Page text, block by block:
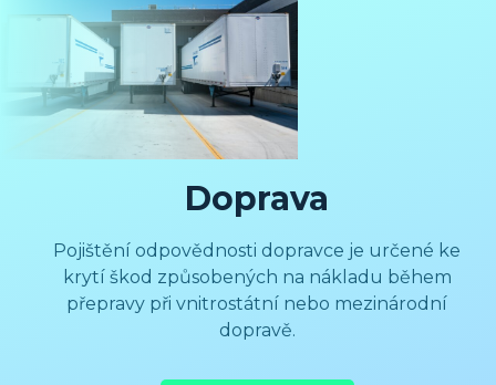
Doprava
Pojištění odpovědnosti dopravce je určené ke
krytí škod způsobených na nákladu během
přepravy při vnitrostátní nebo mezinárodní
dopravě.